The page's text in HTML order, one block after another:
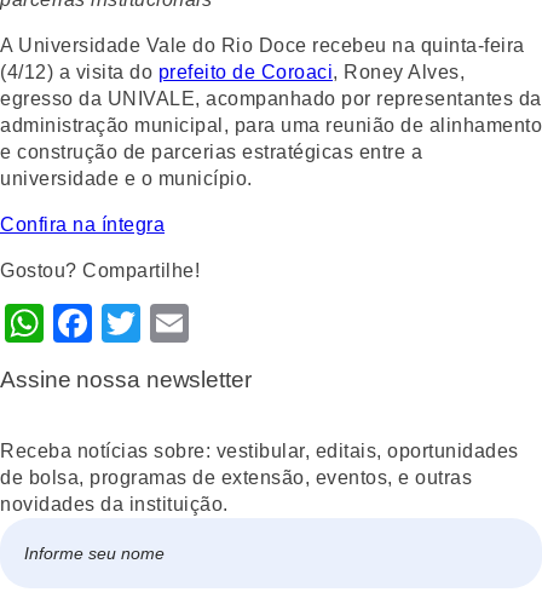
A Universidade Vale do Rio Doce recebeu na quinta-feira
(4/12) a visita do prefeito de Coroaci, Roney Alves,
egresso da UNIVALE, acompanhado por representantes da
administração municipal, para uma reunião de alinhamento
e construção de parcerias estratégicas entre a
universidade e o município.
Confira na íntegra
Gostou? Compartilhe!
WhatsApp
Facebook
Twitter
Assine nossa newsletter
Receba notícias sobre: vestibular, editais, oportunidades
de bolsa, programas de extensão, eventos, e outras
novidades da instituição.